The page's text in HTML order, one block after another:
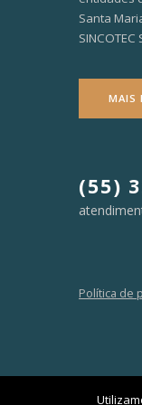
Santa
SINCOTEC
MAIS
(55)
Política de